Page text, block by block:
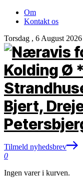
Om
Kontakt os
Torsdag , 6 August 2026
Tilmeld nyhedsbrev
0
Ingen varer i kurven.